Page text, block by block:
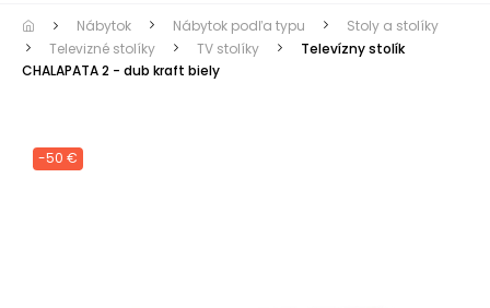
Nábytok Nábytok podľa typu
Stoly a stolíky
Televizné stolíky
TV stolíky
Televízny stolík
CHALAPATA 2 - dub kraft biely
-50 €